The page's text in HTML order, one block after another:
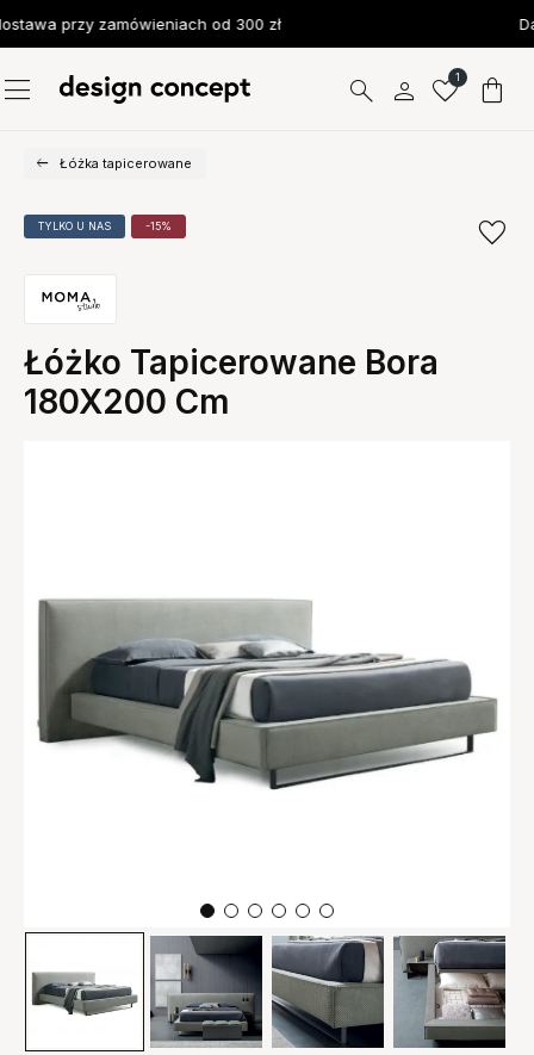
przy zamówieniach od 300 zł
1
Łóżka tapicerowane
TYLKO U NAS -15%
Łóżko Tapicerowane Bora
180X200 Cm